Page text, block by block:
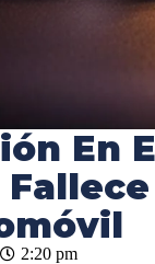
En
2:20 pm